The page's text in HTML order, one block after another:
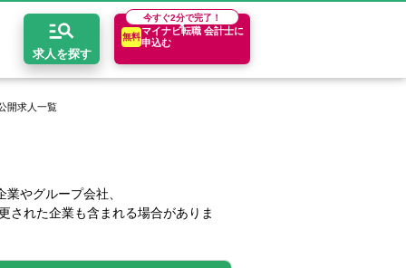
求人を探す
今すぐ2分で完了！
無料
マイナビ転職 会計士に
申込む
マップ
キャリア診断
コンサルティングファーム
事業会社
関東・首都圏
東海
開求人一覧
業やグループ会社、
された企業も含まれる場合がありま